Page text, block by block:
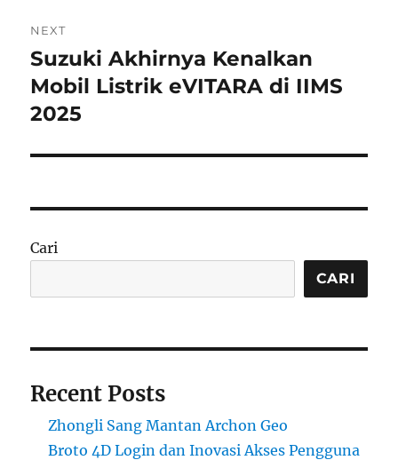
NEXT
Next
post:
Suzuki Akhirnya Kenalkan
Mobil Listrik eVITARA di IIMS
2025
Cari
CARI
Recent Posts
Zhongli Sang Mantan Archon Geo
Broto 4D Login dan Inovasi Akses Pengguna